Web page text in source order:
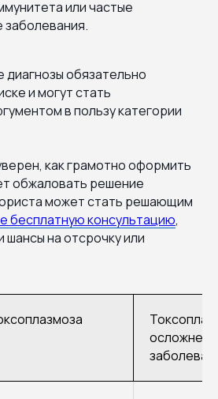
или частые
обязательно
и могут стать
в пользу категории
как грамотно оформить
обжаловать решение
может стать решающим
бесплатную консультацию,
на отсрочку или